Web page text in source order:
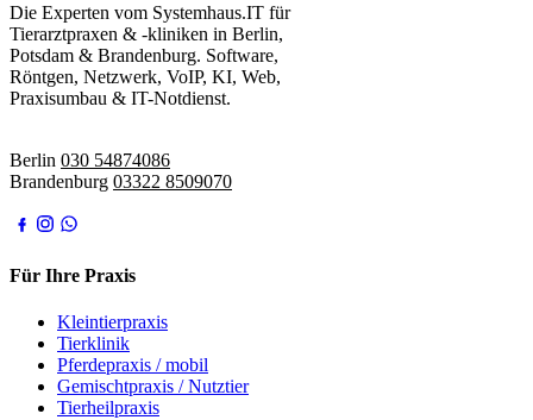
Die Experten vom Systemhaus.IT für
Tierarztpraxen & -kliniken in Berlin,
Potsdam & Brandenburg. Software,
Röntgen, Netzwerk, VoIP, KI, Web,
Praxisumbau & IT-Notdienst.
Berlin 030 54874086
Brandenburg 03322 8509070
Für Ihre Praxis
Kleintierpraxis
Tierklinik
Pferdepraxis / mobil
Gemischtpraxis / Nutztier
Tierheilpraxis